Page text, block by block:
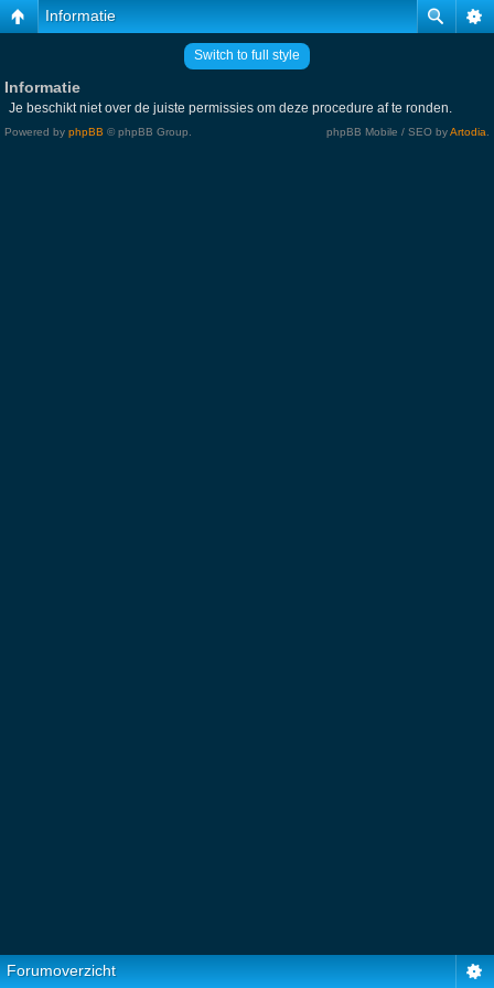
Informatie
Switch to full style
Informatie
Je beschikt niet over de juiste permissies om deze procedure af te ronden.
Powered by phpBB © phpBB Group. phpBB Mobile / SEO byArtodia
Forumoverzicht